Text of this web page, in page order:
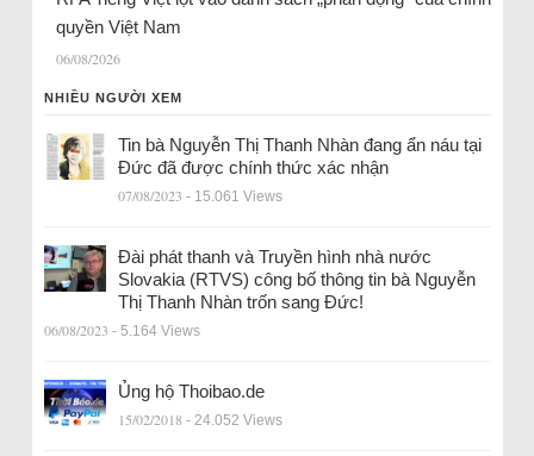
quyền Việt Nam
06/08/2026
NHIỀU NGƯỜI XEM
Tin bà Nguyễn Thị Thanh Nhàn đang ẩn náu tại
Đức đã được chính thức xác nhận
07/08/2023 - 15.061 Views
Đài phát thanh và Truyền hình nhà nước
Slovakia (RTVS) công bố thông tin bà Nguyễn
Thị Thanh Nhàn trốn sang Đức!
06/08/2023 - 5.164 Views
Ủng hộ Thoibao.de
15/02/2018 - 24.052 Views